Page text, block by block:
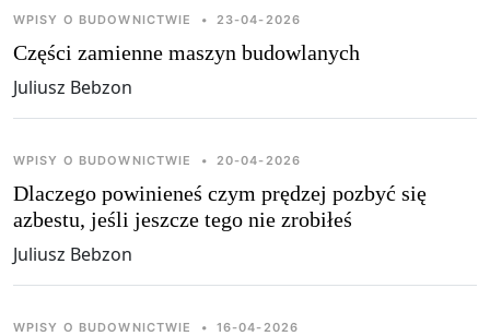
WPISY O BUDOWNICTWIE • 23-04-2026
Części zamienne maszyn budowlanych
Juliusz Bebzon
WPISY O BUDOWNICTWIE • 20-04-2026
Dlaczego powinieneś czym prędzej pozbyć się
azbestu, jeśli jeszcze tego nie zrobiłeś
Juliusz Bebzon
WPISY O BUDOWNICTWIE • 16-04-2026